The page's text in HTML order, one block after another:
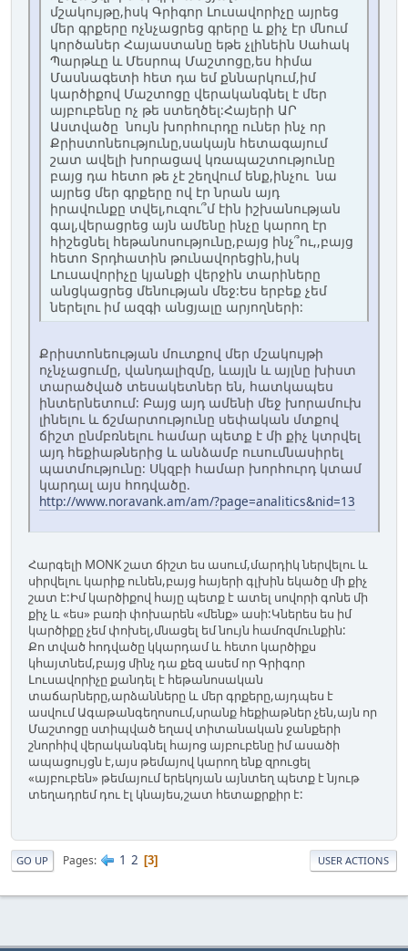
մշակույթը,իսկ Գրիգոր Լուսավորիչը այրեց
մեր գրքերը ոչնչացրեց գրերը և քիչ էր մնում
կործաներ Հայաստանը եթե չլինեին Սահակ
Պարթևը և Մեսրոպ Մաշտոցը,ես հիմա
Մասնագետի հետ դա եմ քննարկում,իմ
կարծիքով Մաշտոցը վերականգնել է մեր
այբուբենը ոչ թե ստեղծել:Հայերի ԱՐ
Աստվածը նույն խորհուրդը ուներ ինչ որ
Քրիստոնեությունը,սակայն հետագայում
շատ ավելի խորացավ կռապաշտությունը
բայց դա հետո թե չէ շեղվում ենք,ինչու նա
այրեց մեր գրքերը ով էր նրան այդ
իրավունքը տվել,ուզու՞մ էին իշխանության
գալ,վերացրեց այն ամենը ինչը կարող էր
հիշեցնել հեթանոսությունը,բայց ինչ՞ու,,բայց
հետո Տրդհատին թունավորեցին,իսկ
Լուսավորիչը կյանքի վերջին տարիները
անցկացրեց մենության մեջ:Ես երբեք չեմ
ներելու իմ ազգի անցյալը արյողների:
Քրիստոնեության մուտքով մեր մշակույթի
ոչնչացումը, վանդալիզմը, ևայլն և այլնը խիստ
տարածված տեսակետներ են, հատկապես
ինտերնետում: Բայց այդ ամենի մեջ խորամուխ
լինելու և ճշմարտությունը սեփական մտքով
ճիշտ ընմբռնելու համար պետք է մի քիչ կտրվել
այդ հեքիաթներից և անձամբ ուսումնասիրել
պատմությունը: Սկզբի համար խորհուրդ կտամ
կարդալ այս հոդվածը.
http://www.noravank.am/am/?page=analitics&nid=13
Հարգելի MONK շատ ճիշտ ես ասում,մարդիկ ներվելու և
սիրվելու կարիք ունեն,բայց հայերի գլխին եկածը մի քիչ
շատ է:Իմ կարծիքով հայը պետք է ատել սովորի գոնե մի
քիչ և «ես» բառի փոխարեն «մենք» ասի:Կներես ես իմ
կարծիքը չեմ փոխել,մնացել եմ նույն համոզմունքին:
Քո տված հոդվածը կկարդամ և հետո կարծիքս
կհայտնեմ,բայց մինչ դա քեզ ասեմ որ Գրիգոր
Լուսավորիչը քանդել է հեթանոսական
տաճարները,արձանները և մեր գրքերը,այդպես է
ասվում Ագաթանգեղոսում,սրանք հեքիաթներ չեն,այն որ
Մաշտոցը ստիպված եղավ տիտանական ջանքերի
շնորհիվ վերականգնել հայոց այբուբենը իմ ասածի
ապացույցն է,այս թեմայով կարող ենք զրուցել
«այբուբեն» թեմայում երեկոյան այնտեղ պետք է նյութ
տեղադրեմ դու էլ կնայես,շատ հետաքրքիր է:
GO UP Pages 1 2 3 USER ACTIONS